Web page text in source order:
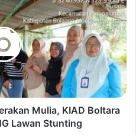
Mulia, KIAD Boltara
Lawan Stunting